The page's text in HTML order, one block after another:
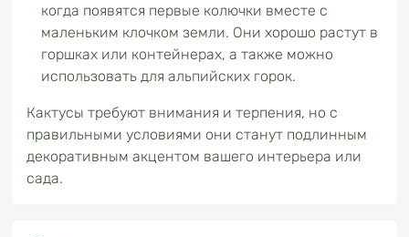
когда появятся первые колючки вместе с
маленьким клочком земли. Они хорошо растут в
горшках или контейнерах, а также можно
использовать для альпийских горок.
Кактусы требуют внимания и терпения, но с
правильными условиями они станут подлинным
декоративным акцентом вашего интерьера или
сада.